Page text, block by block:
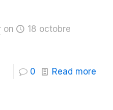
on
18 octobre
0 Read more-